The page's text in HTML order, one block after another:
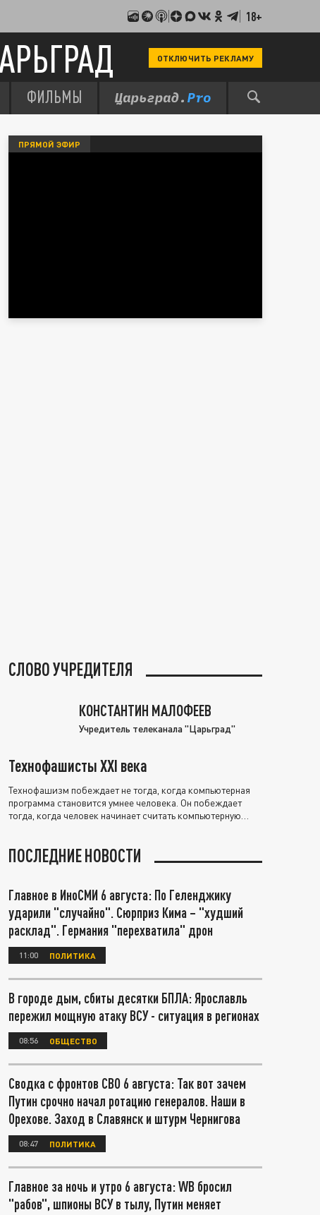
18+
ОТКЛЮЧИТЬ РЕКЛАМУ
ФИЛЬМЫ
ПРЯМОЙ ЭФИР
СЛОВО УЧРЕДИТЕЛЯ
КОНСТАНТИН МАЛОФЕЕВ
Учредитель телеканала "Царьград"
Технофашисты XXI века
Технофашизм побеждает не тогда, когда компьютерная
программа становится умнее человека. Он побеждает
тогда, когда человек начинает считать компьютерную
ПОСЛЕДНИЕ НОВОСТИ
Главное в ИноСМИ 6 августа: По Геленджику
ударили "случайно". Сюрприз Кима – "худший
расклад". Германия "перехватила" дрон
11:00 ПОЛИТИКА
В городе дым, сбиты десятки БПЛА: Ярославль
пережил мощную атаку ВСУ - ситуация в регионах
08:56 ОБЩЕСТВО
Сводка с фронтов СВО 6 августа: Так вот зачем
Путин срочно начал ротацию генералов. Наши в
Орехове. Заход в Славянск и штурм Чернигова
08:47 ПОЛИТИКА
Главное за ночь и утро 6 августа: WB бросил
"рабов", шпионы ВСУ в тылу, Путин меняет